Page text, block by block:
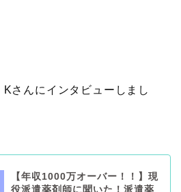
さんにインタビューしまし
【年収1000万オーバー！！】現
役派遣薬剤師に聞いた！派遣薬